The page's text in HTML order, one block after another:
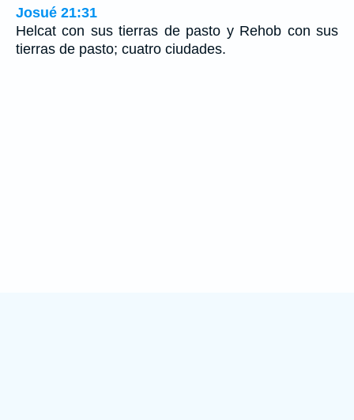
Josué 21:31
Helcat con sus tierras de pasto y Rehob con sus
tierras de pasto; cuatro ciudades.